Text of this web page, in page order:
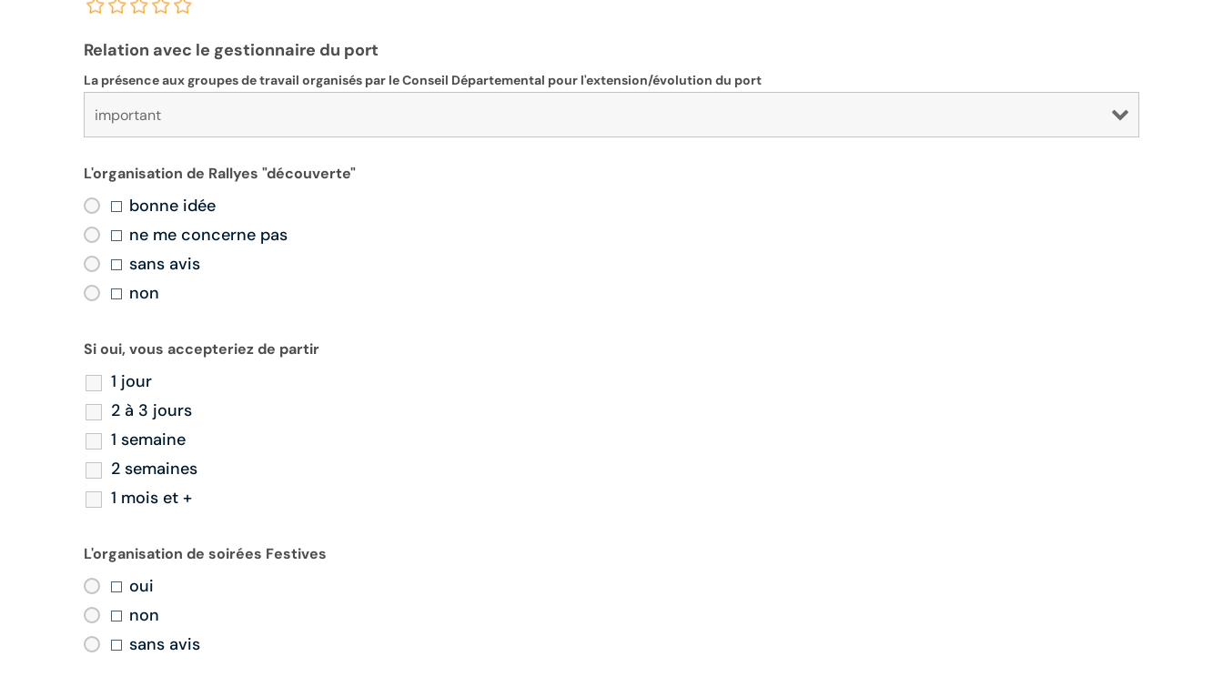
Relation avec le gestionnaire du port
La présence aux groupes de travail organisés par le Conseil Départemental pour l'extension/évolution du port
L'organisation de Rallyes "découverte"
bonne idée
ne me concerne pas
sans avis
non
Si oui, vous accepteriez de partir
1 jour
2 à 3 jours
1 semaine
2 semaines
1 mois et +
L'organisation de soirées Festives
oui
non
sans avis